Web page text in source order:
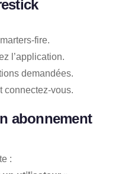
fire.
l’application.
demandées.
connectez-vous.
abonnement
: